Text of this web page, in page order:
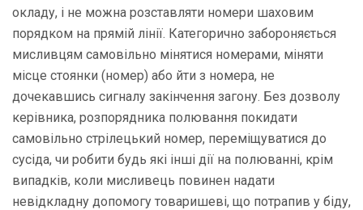
окладу, і не можна розставляти номери шаховим
порядком на прямій лінії. Категорично забороняється
мисливцям самовільно мінятися номерами, міняти
місце стоянки (номер) або йти з номера, не
дочекавшись сигналу закінчення загону. Без дозволу
керівника, розпорядника полювання покидати
самовільно стрілецький номер, переміщуватися до
сусіда, чи робити будь які інші дії на полюванні, крім
випадків, коли мисливець повинен надати
невідкладну допомогу товаришеві, що потрапив у біду,